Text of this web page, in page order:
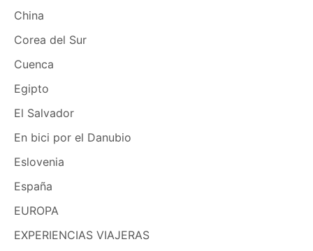
China
Corea del Sur
Cuenca
Egipto
El Salvador
En bici por el Danubio
Eslovenia
España
EUROPA
EXPERIENCIAS VIAJERAS